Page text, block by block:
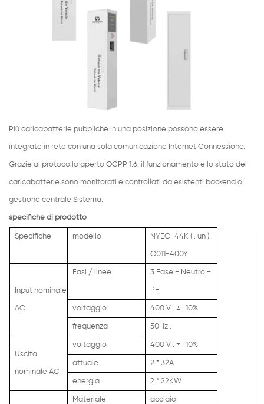
Più caricabatterie pubbliche in una posizione possono essere
integrate in rete con una sola comunicazione Internet Connessione.
Grazie al protocollo aperto OCPP 1.6, il funzionamento e lo stato del
caricabatterie sono monitorati e controllati da esistenti backend o
gestione centrale Sistema.
specifiche di prodotto
Specifiche modello NYEC-44K ( . un ) .
C011-400Y
Input nominale
AC.
Fasi / linee 3 Fase + Neutro +
PE.
voltaggio 400 V . ± . 10%
frequenza 50Hz .
Uscita
nominale AC
voltaggio 400 V . ± . 10%
attuale 2 * 32A
energia 2 * 22KW
Materiale acciaio